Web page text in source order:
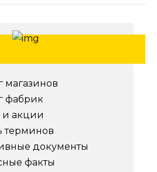
магазинов
фабрик
акции
терминов
документы
факты